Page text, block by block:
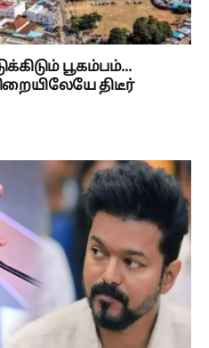
பூகம்பம்...
திடீர்